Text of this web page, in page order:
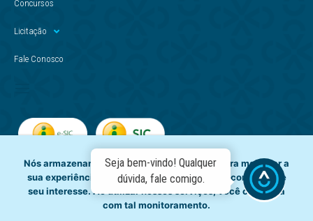
Concursos
Licitação
Fale Conosco
Nós armazenamos dados temporariamente para melhorar a
sua experiência de navegação e recomendar conteúdo de
seu interesse. Ao utilizar nossos serviços, você concorda
com tal monitoramento.
Seja bem-vindo! Qualquer
dúvida, fale comigo.